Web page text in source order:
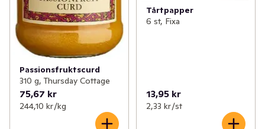
Passionsfruktscurd
310 g, Thursday Cottage
75,67 kr
244,10 kr /kg
Tårtpapper
6 st, Fixa
13,95 kr
2,33 kr /st